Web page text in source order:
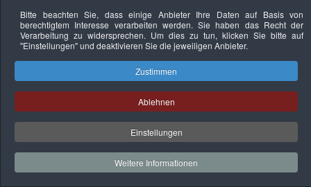
Datenschutzerklärung Urheberrechtsnachweise Nachhaltigkeit
Copyright © 2026. Bundesverband Deutscher
Sachverständiger und Fachgutachter e.V..
Bitte beachten Sie, dass einige Anbieter Ihre Daten auf Basis von
berechtigtem Interesse verarbeiten werden. Sie haben das Recht der
Verarbeitung zu widersprechen. Um dies zu tun, klicken Sie bitte auf
"Einstellungen"und deaktivieren Sie die jeweiligen Anbieter.
Zustimmen
Ablehnen
Einstellungen
Weitere Informationen